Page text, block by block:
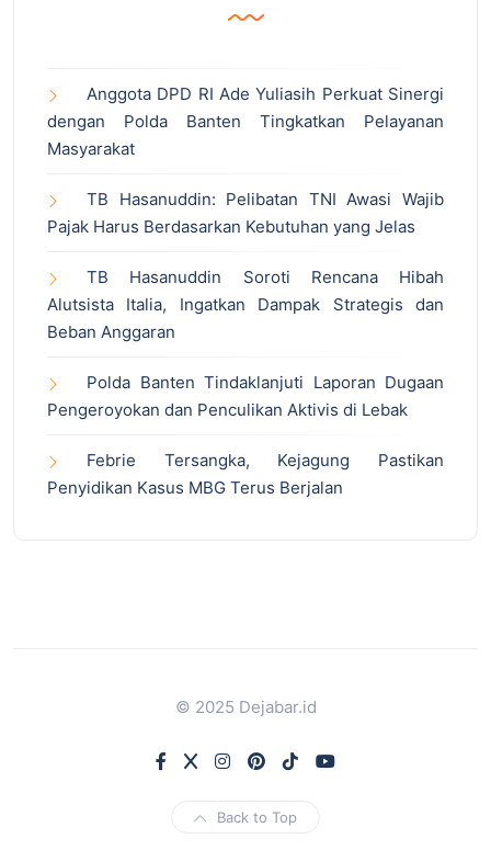
Anggota DPD RI Ade Yuliasih Perkuat Sinergi
dengan Polda Banten Tingkatkan Pelayanan
Masyarakat
TB Hasanuddin: Pelibatan TNI Awasi Wajib
Pajak Harus Berdasarkan Kebutuhan yang Jelas
TB Hasanuddin Soroti Rencana Hibah
Alutsista Italia, Ingatkan Dampak Strategis dan
Beban Anggaran
Polda Banten Tindaklanjuti Laporan Dugaan
Pengeroyokan dan Penculikan Aktivis di Lebak
Febrie Tersangka, Kejagung Pastikan
Penyidikan Kasus MBG Terus Berjalan
© 2025 Dejabar.id
Back to Top